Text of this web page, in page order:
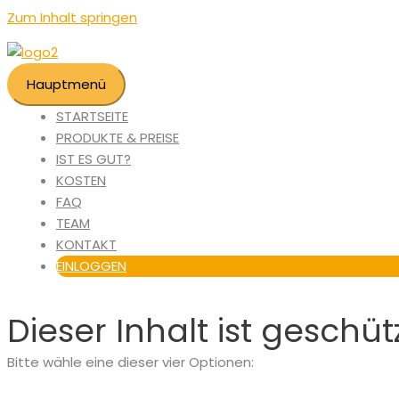
Zum Inhalt springen
Hauptmenü
STARTSEITE
PRODUKTE & PREISE
IST ES GUT?
KOSTEN
FAQ
TEAM
KONTAKT
EINLOGGEN
Dieser Inhalt ist
Bitte wähle eine dieser vier Optionen: